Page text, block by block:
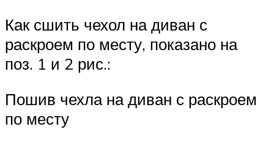
Как сшить чехол на диван с
раскроем по месту, показано на
поз. 1 и 2 рис.:
Пошив чехла на диван с раскроем
по месту